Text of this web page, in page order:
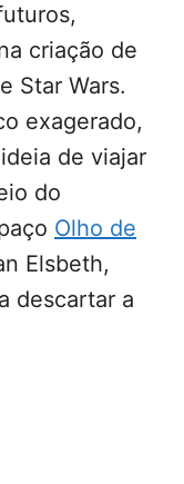
criação de
Star Wars.
exagerado,
de viajar
do
Olho de
Elsbeth,
descartar a